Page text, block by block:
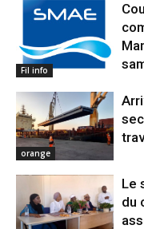
Fil info
orange
Le
du